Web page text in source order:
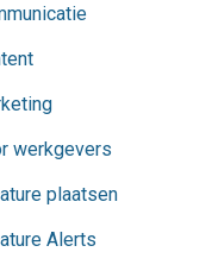
werkgevers
plaatsen
Alerts